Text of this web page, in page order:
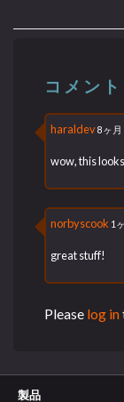
コメント
haraldev8ヶ月
wow, this
norbyscook 1
great stuff!
Please log in
製品